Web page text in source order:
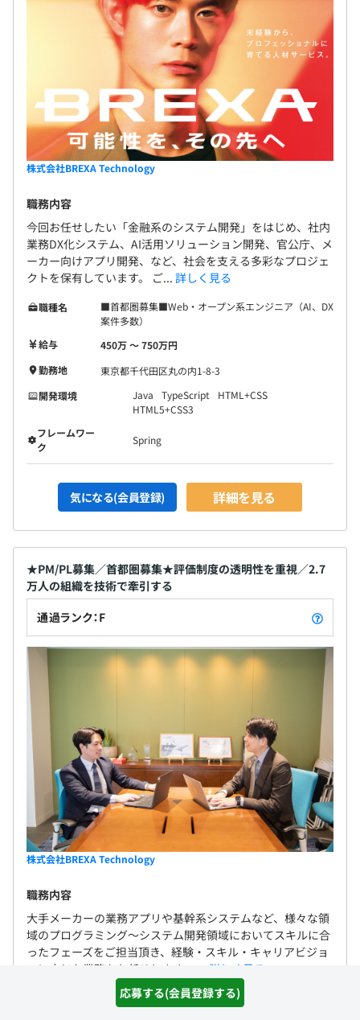
応募する(会員登録する)
株式会社BREXA Technology
職務内容
今回お任せしたい「金融系のシステム開発」をはじめ、社内
業務DX化システム、AI活用ソリューション開発、官公庁、メ
ーカー向けアプリ開発、など、社会を支える多彩なプロジェ
クトを保有しています。 ご... 詳しく見る
職種名
■首都圏募集■Web・オープン系エンジニア（AI、DX
案件多数）
給与
450万 〜 750万円
勤務地
東京都千代田区丸の内1-8-3
開発環境
Java TypeScript
HTML+CSS
HTML5+CSS3
フレームワー
ク
Spring
気になる(会員登録) 詳細を見る
★PM/PL募集／首都圏募集★評価制度の透明性を重視／2.7
万人の組織を技術で牽引する
通過ランク：F
株式会社BREXA Technology
職務内容
大手メーカーの業務アプリや基幹系システムなど、様々な領
域のプログラミング～システム開発領域においてスキルに合
ったフェーズをご担当頂き、経験・スキル・キャリアビジョ
ンに応じた業務をお任せします。 ... 詳しく見る
■首都圏勤務■PM・PL候補/40代・50代活躍中